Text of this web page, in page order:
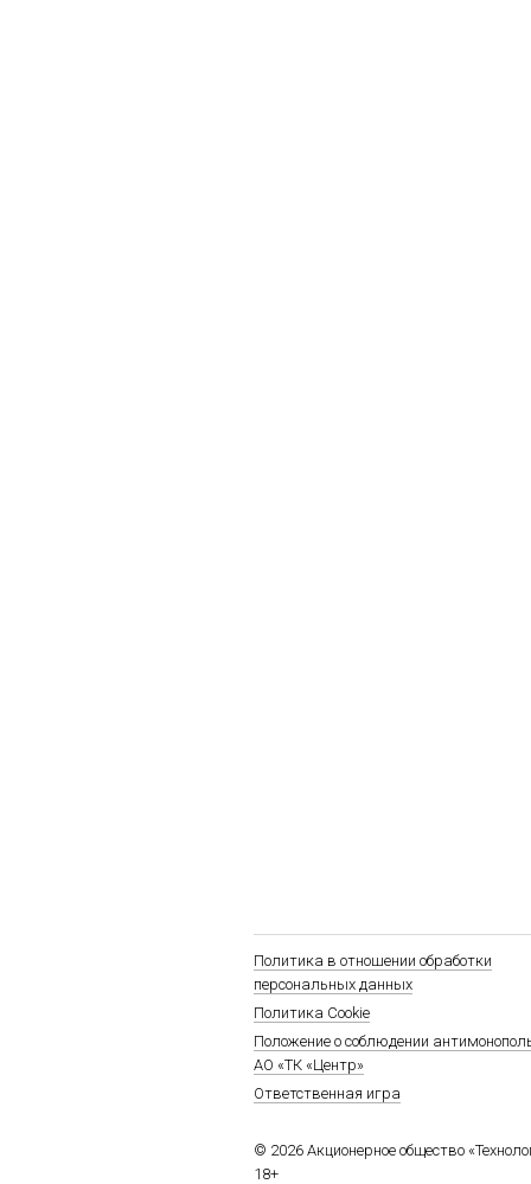
Политика в отношении обработки
персональных данных
Политика Cookie
Положение о соблюдении
АО «ТК «Центр»
Ответственная игра
© 2026 Акционерное общество
18+